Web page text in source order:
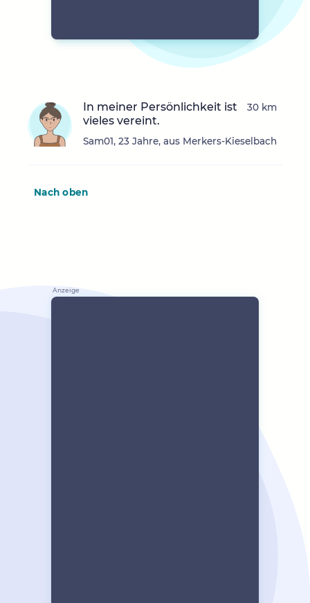
In meiner Persönlichkeit ist
vieles vereint.
Sam01, 23 Jahre, aus Merkers-Kieselbach
30 km
Nach oben